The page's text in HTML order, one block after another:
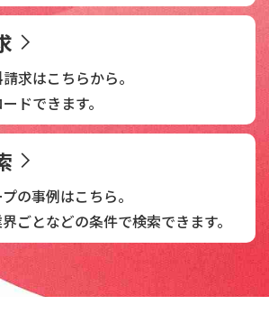
求はこちらから。
ドできます。
の事例はこちら。
ごとなどの条件で検索できます。